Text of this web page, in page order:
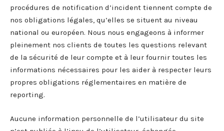
procédures de notification d’incident tiennent compte de
nos obligations légales, qu’elles se situent au niveau
national ou européen. Nous nous engageons à informer
pleinement nos clients de toutes les questions relevant
de la sécurité de leur compte et à leur fournir toutes les
informations nécessaires pour les aider à respecter leurs
propres obligations réglementaires en matière de
reporting.
Aucune information personnelle de l’utilisateur du site